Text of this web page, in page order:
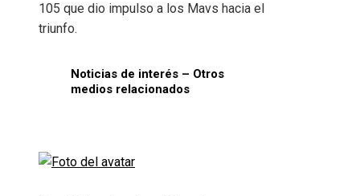
105 que dio impulso a los Mavs hacia el
triunfo.
Noticias de interés – Otros
medios relacionados